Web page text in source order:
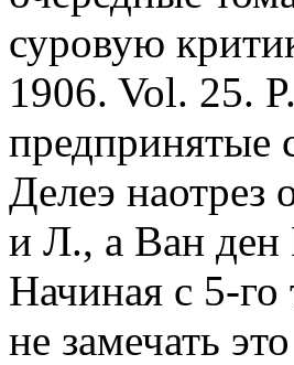
суровую
1906. Vol. 25.
предпринятые
Делеэ наотрез
и Л., а Ван
Начиная с 5-
не замечать